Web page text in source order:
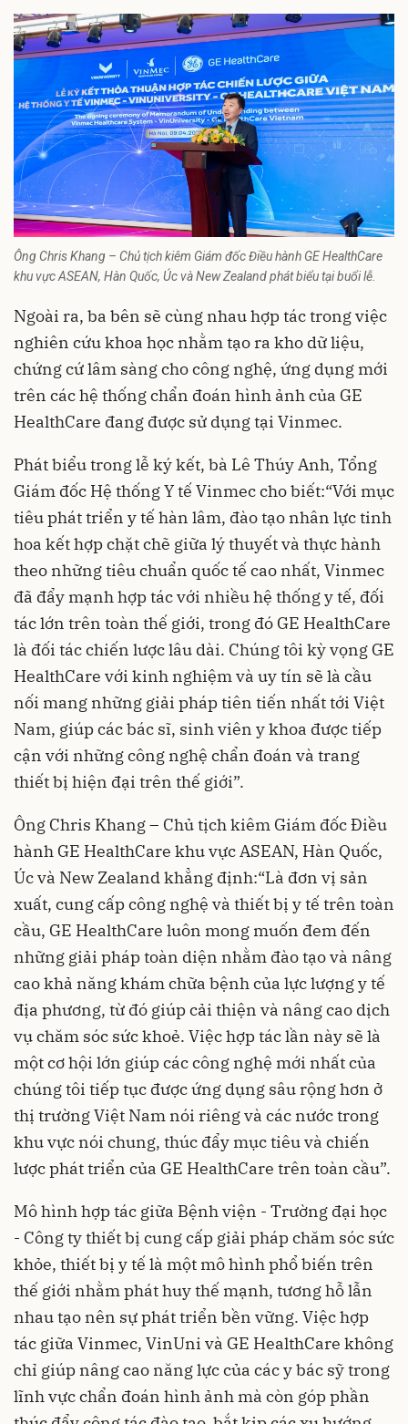
Ông Chris Khang – Chủ tịch kiêm Giám đốc Điều hành GE HealthCare
khu vực ASEAN, Hàn Quốc, Úc và New Zealand phát biểu tại buổi lễ.
Ngoài ra, ba bên sẽ cùng nhau hợp tác trong việc
nghiên cứu khoa học nhằm tạo ra kho dữ liệu,
chứng cứ lâm sàng cho công nghệ, ứng dụng mới
trên các hệ thống chẩn đoán hình ảnh của GE
HealthCare đang được sử dụng tại Vinmec.
Phát biểu trong lễ ký kết, bà Lê Thúy Anh, Tổng
Giám đốc Hệ thống Y tế Vinmec cho biết:“Với mục
tiêu phát triển y tế hàn lâm, đào tạo nhân lực tinh
hoa kết hợp chặt chẽ giữa lý thuyết và thực hành
theo những tiêu chuẩn quốc tế cao nhất, Vinmec
đã đẩy mạnh hợp tác với nhiều hệ thống y tế, đối
tác lớn trên toàn thế giới, trong đó GE HealthCare
là đối tác chiến lược lâu dài. Chúng tôi kỳ vọng GE
HealthCare với kinh nghiệm và uy tín sẽ là cầu
nối mang những giải pháp tiên tiến nhất tới Việt
Nam, giúp các bác sĩ, sinh viên y khoa được tiếp
cận với những công nghệ chẩn đoán và trang
thiết bị hiện đại trên thế giới”.
Ông Chris Khang – Chủ tịch kiêm Giám đốc Điều
hành GE HealthCare khu vực ASEAN, Hàn Quốc,
Úc và New Zealand khẳng định:“Là đơn vị sản
xuất, cung cấp công nghệ và thiết bị y tế trên toàn
cầu, GE HealthCare luôn mong muốn đem đến
những giải pháp toàn diện nhằm đào tạo và nâng
cao khả năng khám chữa bệnh của lực lượng y tế
địa phương, từ đó giúp cải thiện và nâng cao dịch
vụ chăm sóc sức khoẻ. Việc hợp tác lần này sẽ là
một cơ hội lớn giúp các công nghệ mới nhất của
chúng tôi tiếp tục được ứng dụng sâu rộng hơn ở
thị trường Việt Nam nói riêng và các nước trong
khu vực nói chung, thúc đẩy mục tiêu và chiến
lược phát triển của GE HealthCare trên toàn cầu”.
Mô hình hợp tác giữa Bệnh viện - Trường đại học
- Công ty thiết bị cung cấp giải pháp chăm sóc sức
khỏe, thiết bị y tế là một mô hình phổ biến trên
thế giới nhằm phát huy thế mạnh, tương hỗ lẫn
nhau tạo nên sự phát triển bền vững. Việc hợp
tác giữa Vinmec, VinUni và GE HealthCare không
chỉ giúp nâng cao năng lực của các y bác sỹ trong
lĩnh vực chẩn đoán hình ảnh mà còn góp phần